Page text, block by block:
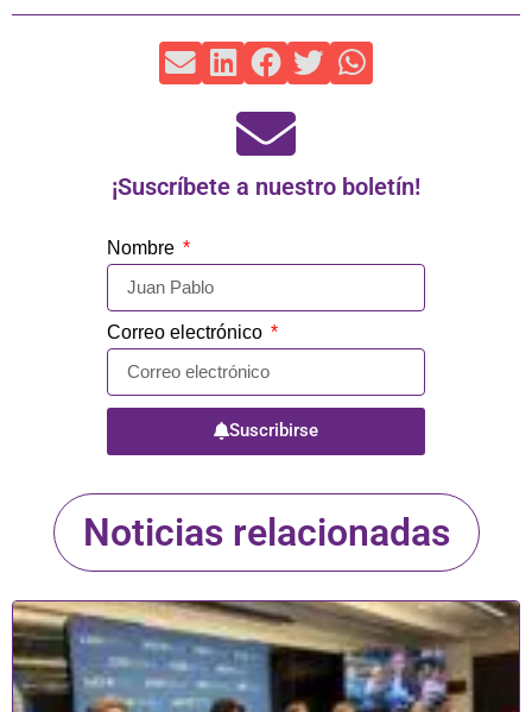
¡Suscríbete a nuestro boletín!
Nombre
Correo electrónico
Suscribirse
Noticias relacionadas